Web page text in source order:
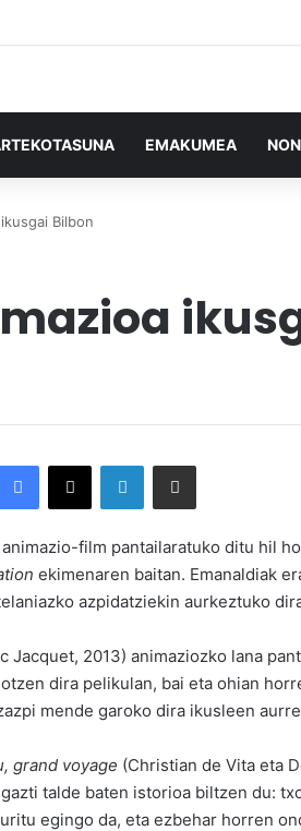
EMAKUMEA
Bilbon
film pantailaratuko ditu hil
ekimenaren baitan. Emanaldiak
azpidatziekin aurkeztuko
Jacquet, 2013) animaziozko lana
dira pelikulan, bai eta ohian
mende garoko dira ikusleen
grand voyage (Christian de Vita eta
talde baten istorioa biltzen du:
egingo da, eta ezbehar horren